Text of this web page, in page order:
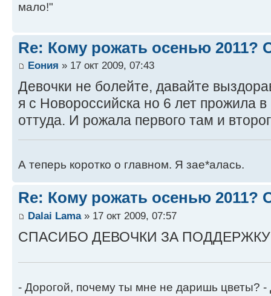
мало!"
Re: Кому рожать осенью 2011?
Еония » 17 окт 2009, 07:43
Девочки не болейте, давайте
я с Новороссийска но 6 лет прожила
оттуда. И рожала первого там и
А теперь коротко о главном. Я зае*алась.
Re: Кому рожать осенью 2011?
Dalai Lama» 17 окт 2009, 07:57
СПАСИБО ДЕВОЧКИ ЗА ПОДДЕРЖКУ
- Дорогой, почему ты мне не даришь цветы?